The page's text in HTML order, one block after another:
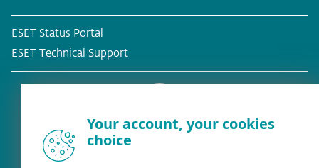
ESET Status Portal
ESET Technical Support
Eksisterende kunde?
Your account, your cookies
choice